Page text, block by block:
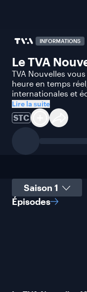
INFORMATIONS
Le TVA
TVA Nouvelles
heure en temps
internationales et
Lire la suite
STC
Sélectionner une
Épisodes